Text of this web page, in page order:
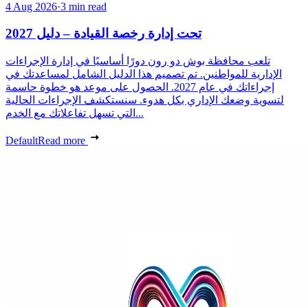
4 Aug 2026·3 min read
تحت إدارة رخصة القيادة – دليل 2027
تلعب محافظة بوش دو رون دورًا أساسيًا في إدارة الإجراءات
الإدارية للمواطنين. تم تصميم هذا الدليل الشامل لمساعدتك في
إجراءاتك في عام 2027. الحصول على موعد هو خطوة حاسمة
لتسوية وضعك الإداري بكل هدوء. سنستكشف الإجراءات الحالية
التي تسهل تفاعلاتك مع الخدم...
DefaultRead more